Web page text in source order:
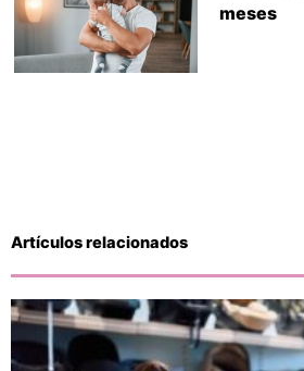
meses
Artículos relacionados